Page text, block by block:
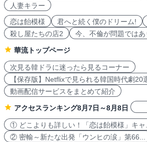
人妻キラー
恋は飴模様
君へと続く僕のドリーム!
殺し屋たちの店2
今、不倫が問題ではあ
華流トップページ
次見る韓ドラに迷ったら見るコーナー
【保存版】Netflixで見られる韓国時代劇20
動画配信サービスをまとめて紹介
アクセスランキング8月7日～8月8日
① どこよりも詳しい！「恋は飴模様」キャ
② 密輸～新たな出発「ウンヒの涙」第66...